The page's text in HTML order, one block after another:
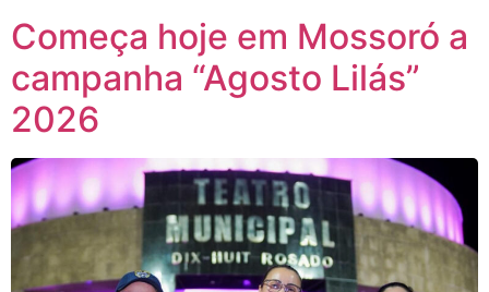
Começa hoje em Mossoró a
campanha “Agosto Lilás”
2026